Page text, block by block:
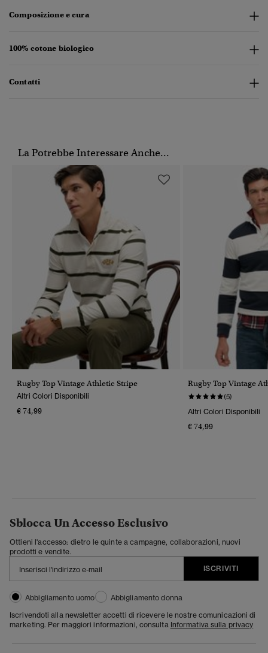
Composizione e cura
100% cotone biologico
Contatti
La Potrebbe Interessare Anche...
Rugby Top Vintage Athletic Stripe
Altri Colori Disponibili
€ 74,99
Rugby Top Vintage
(5)
Altri Colori Disponibili
€ 74,99
Sblocca Un Accesso Esclusivo
Ottieni l'accesso: dietro le quinte a campagne, collaborazioni, nuovi
prodotti e vendite.
ISCRIVITI
Abbigliamento uomo
Abbigliamento donna
Iscrivendoti alla newsletter accetti di ricevere le nostre comunicazioni di
marketing. Per maggiori informazioni, consulta Informativa sulla privacy